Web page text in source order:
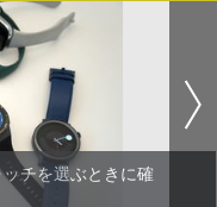
チを選ぶときに確